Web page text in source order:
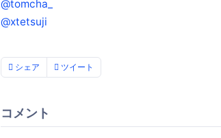
@tomcha_
@xtetsuji
シェア ツイート
コメント